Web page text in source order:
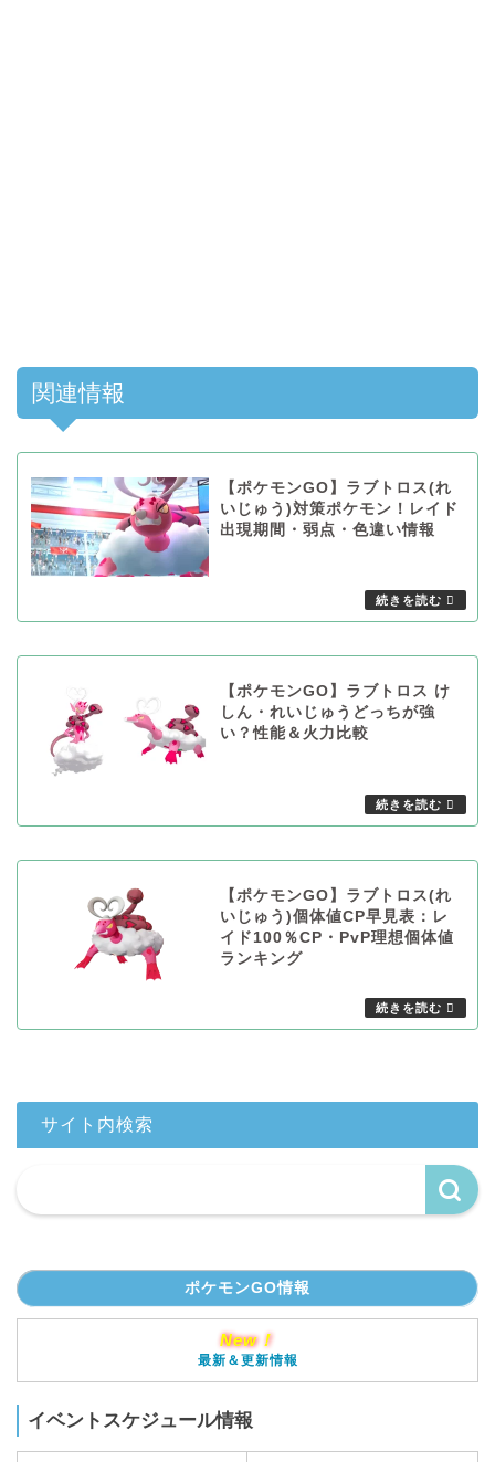
関連情報
【ポケモンGO】ラブトロス(れ
いじゅう)対策ポケモン！レイド
出現期間・弱点・色違い情報
【ポケモンGO】ラブトロス け
しん・れいじゅうどっちが強
い？性能＆火力比較
【ポケモンGO】ラブトロス(れ
いじゅう)個体値CP早見表：レ
イド100％CP・PvP理想個体値
ランキング
サイト内検索
ポケモンGO情報
New！
最新＆更新情報
イベントスケジュール情報